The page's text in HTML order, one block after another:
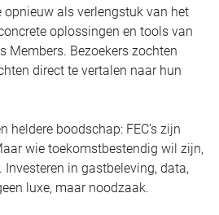
opnieuw als verlengstuk van het
oplossingen en tools van
Members. Bezoekers zochten
direct te vertalen naar hun
heldere boodschap: FEC’s zijn
wie toekomstbestendig wil zijn,
in gastbeleving, data,
luxe, maar noodzaak.